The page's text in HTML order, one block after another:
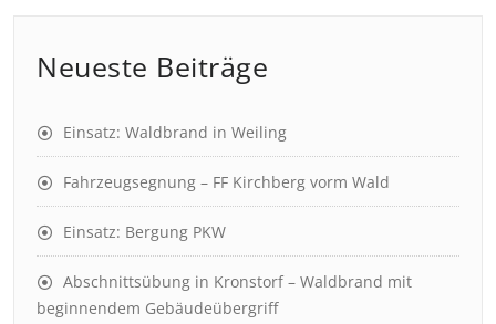
Neueste Beiträge
Einsatz: Waldbrand in Weiling
Fahrzeugsegnung – FF Kirchberg vorm Wald
Einsatz: Bergung PKW
Abschnittsübung in Kronstorf – Waldbrand mit
beginnendem Gebäudeübergriff